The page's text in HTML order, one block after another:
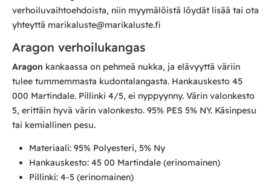
verhoiluvaihtoehdoista, niin myymälöistä löydät lisää tai ota
yhteyttä marikaluste@marikaluste.fi
Aragon verhoilukangas
Aragon kankaassa on pehmeä nukka, ja elävyyttä väriin
tulee tummemmasta kudontalangasta. Hankauskesto 45
000 Martindale. Pillinki 4/5, ei nyppyynny. Värin valonkesto
5, erittäin hyvä värin valonkesto. 95% PES 5% NY. Käsinpesu
tai kemiallinen pesu.
Materiaali: 95% Polyesteri, 5% Ny
Hankauskesto: 45 00 Martindale (erinomainen)
Pillinki: 4-5 (erinomainen)